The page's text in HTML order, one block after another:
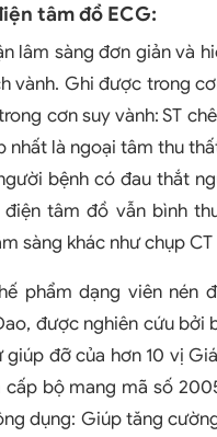
tâm đồ ECG:
lâm sàng đơn giản và
vành. Ghi được trong
cơn suy vành: ST
nhất là ngoại tâm thu
bệnh có đau thắt
điện tâm đồ vẫn bình
sàng khác như chụp
phẩm dạng viên nén
được nghiên cứu bởi
đỡ của hơn 10 vị
bộ mang mã số
dụng: Giúp tăng